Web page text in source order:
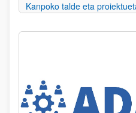
Kanpoko talde eta